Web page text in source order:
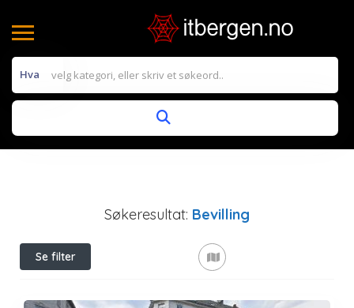
Hva
Søkeresultat: Bevilling
Se filter